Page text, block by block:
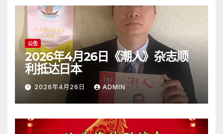
公告
2026年4月26日《潮人》杂志顺
利抵达日本
2026年4月26日 ADMIN